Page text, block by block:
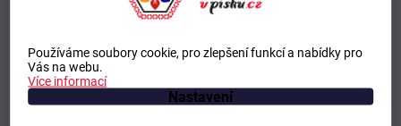
Používáme soubory cookie, pro zlepšení funkcí a nabídky pro
Vás na webu.
Více informací
Nastavení